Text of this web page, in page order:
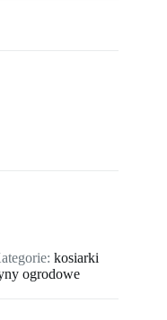
kosiarki
ogrodowe